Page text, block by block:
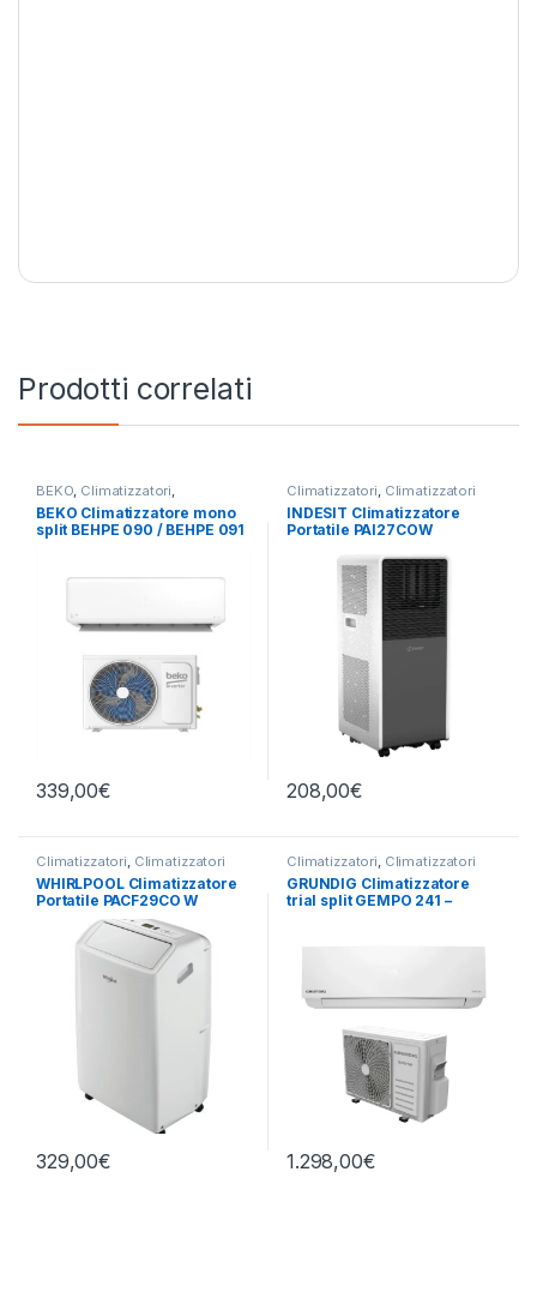
Prodotti correlati
BEKO, Climatizzatori,
Climatizzatori Fissi
BEKO Climatizzatore mono
split BEHPE 090 / BEHPE 091
339,00€
Climatizzatori, Climatizzatori
Portatili,Indesit
INDESIT Climatizzatore
Portatile PAI27COW
208,00€
Climatizzatori Climatizzatori
Whirlpool
WHIRLPOOL Climatizzatore
Portatile PACF29CO W
329,00€
Climatizzatori Climatizzatori
GRUNDIG
GRUNDIG Climatizzatore
trial split GEMPO 241 –
1.298,00€